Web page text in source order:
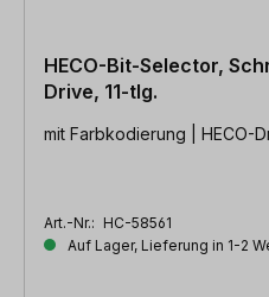
HECO-Bit-Selector,
Drive, 11-tlg.
mit Farbkodierung | HECO-
Art.-Nr.: HC-58561
Auf Lager, Lieferung in 1-2